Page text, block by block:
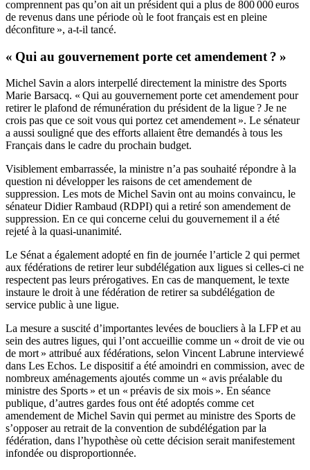
comprennent pas qu’on ait un président qui a plus de 800 000 euros
de revenus dans une période où le foot français est en pleine
déconfiture », a-t-il tancé.
« Qui au gouvernement porte cet amendement ? »
Michel Savin a alors interpellé directement la ministre des Sports
Marie Barsacq. « Qui au gouvernement porte cet amendement pour
retirer le plafond de rémunération du président de la ligue ? Je ne
crois pas que ce soit vous qui portez cet amendement ». Le sénateur
a aussi souligné que des efforts allaient être demandés à tous les
Français dans le cadre du prochain budget.
Visiblement embarrassée, la ministre n’a pas souhaité répondre à la
question ni développer les raisons de cet amendement de
suppression. Les mots de Michel Savin ont au moins convaincu, le
sénateur Didier Rambaud (RDPI) qui a retiré son amendement de
suppression. En ce qui concerne celui du gouvernement il a été
rejeté à la quasi-unanimité.
Le Sénat a également adopté en fin de journée l’article 2 qui permet
aux fédérations de retirer leur subdélégation aux ligues si celles-ci ne
respectent pas leurs prérogatives. En cas de manquement, le texte
instaure le droit à une fédération de retirer sa subdélégation de
service public à une ligue.
La mesure a suscité d’importantes levées de boucliers à la LFP et au
sein des autres ligues, qui l’ont accueillie comme un « droit de vie ou
de mort » attribué aux fédérations, selon Vincent Labrune interviewé
dans Les Echos. Le dispositif a été amoindri en commission, avec de
nombreux aménagements ajoutés comme un « avis préalable du
ministre des Sports » et un « préavis de six mois ». En séance
publique, d’autres gardes fous ont été adoptés comme cet
amendement de Michel Savin qui permet au ministre des Sports de
s’opposer au retrait de la convention de subdélégation par la
fédération, dans l’hypothèse où cette décision serait manifestement
infondée ou disproportionnée.